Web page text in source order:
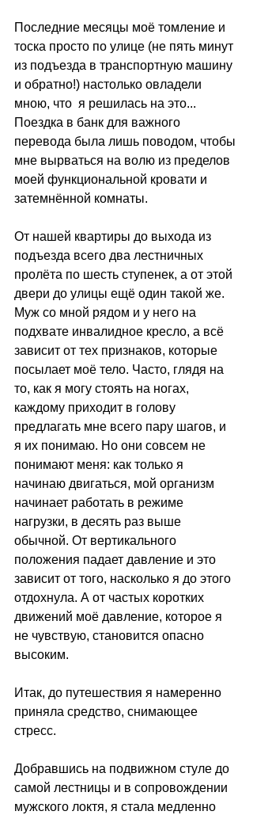
Последние месяцы моё томление и
тоска просто по улице (не пять минут
из подъезда в транспортную машину
и обратно!) настолько овладели
мною, что  я решилась на это...
Поездка в банк для важного
перевода была лишь поводом, чтобы
мне вырваться на волю из пределов
моей функциональной кровати и
затемнённой комнаты.
От нашей квартиры до выхода из
подъезда всего два лестничных
пролёта по шесть ступенек, а от этой
двери до улицы ещё один такой же.
Муж со мной рядом и у него на
подхвате инвалидное кресло, а всё
зависит от тех признаков, которые
посылает моё тело. Часто, глядя на
то, как я могу стоять на ногах,
каждому приходит в голову
предлагать мне всего пару шагов, и
я их понимаю. Но они совсем не
понимают меня: как только я
начинаю двигаться, мой организм
начинает работать в режиме
нагрузки, в десять раз выше
обычной. От вертикального
положения падает давление и это
зависит от того, насколько я до этого
отдохнула. А от частых коротких
движений моё давление, которое я
не чувствую, становится опасно
высоким.
Итак, до путешествия я намеренно
приняла средство, снимающее
стресс.
Добравшись на подвижном стуле до
самой лестницы и в сопровождении
мужского локтя, я стала медленно